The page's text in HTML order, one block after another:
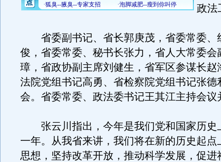
政法
省委副书记、省长郭庚茂，省委常委、
俊，省委常委、秘书长张力，省人大常委会
璋，省政协副主席刘健生，省军区参谋长赵
法院党组书记高勇、省检察院党组书记张德
会。省委常委、政法委书记王其江主持会议
张云川指出，今年是我们党和国家历史
一年。从我省来讲，我们将在新的历史起点
思想，坚持改革开放，推动科学发展，促进